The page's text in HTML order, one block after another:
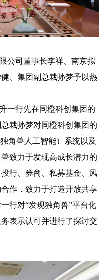
公司董事长李祥、南京拟
、集团副总裁孙梦予以热
一行先在同橙科创集团的
裁孙梦对同橙科创集团的
角兽人工智能）系统以及
致力于发现高成长潜力的
行、券商、私募基金、风
作，致力于打造开放共享
行对“发现独角兽”平台化
表示认可并进行了探讨交